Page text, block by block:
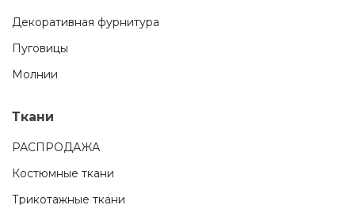
Декоративная фурнитура
Пуговицы
Молнии
Ткани
РАСПРОДАЖА
Костюмные ткани
Трикотажные ткани